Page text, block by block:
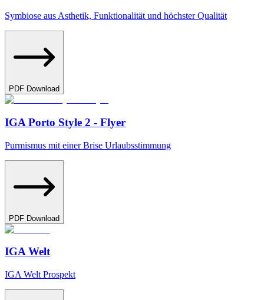
Symbiose aus Asthetik, Funktionalität und höchster Qualität
PDF Download
IGA Porto Style 2 - Flyer
Purmismus mit einer Brise Urlaubsstimmung
PDF Download
IGA Welt
IGA Welt Prospekt